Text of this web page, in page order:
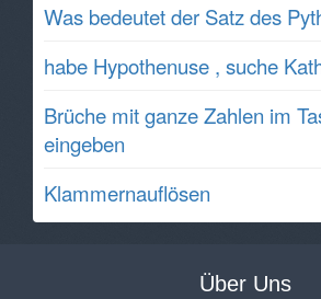
Was bedeutet der Satz des
habe Hypothenuse , suche
Brüche mit ganze Zahlen im
eingeben
Klammernauflösen
Über Uns